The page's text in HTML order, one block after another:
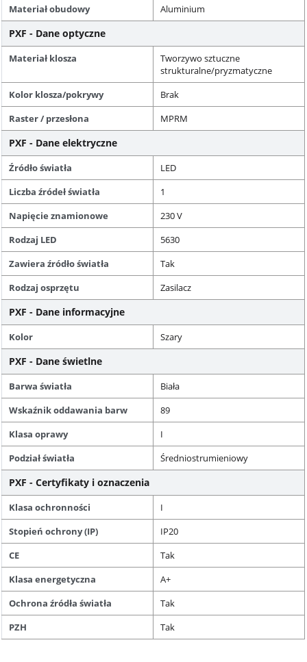
Materiał obudowy Aluminium
PXF - Dane optyczne
Materiał klosza
Tworzywo sztuczne
strukturalne/pryzmatyczne
Kolor klosza/pokrywy
Brak
Raster / przesłona
MPRM
PXF - Dane elektryczne
Źródło światła
LED
Liczba źródeł światła
1
Napięcie znamionowe
230 V
Rodzaj LED
5630
Zawiera źródło światła
Tak
Rodzaj osprzętu
Zasilacz
PXF - Dane informacyjne
Kolor Szary
PXF - Dane świetlne
Barwa światła
Biała
Wskaźnik oddawania barw
89
Klasa oprawy
I
Podział światła
Średniostrumieniowy
PXF - Certyfikaty i oznaczenia
Klasa ochronności
I
Stopień ochrony (IP)
IP20
CE
Tak
Klasa energetyczna
A+
Ochrona źródła światła
Tak
PZH
Tak